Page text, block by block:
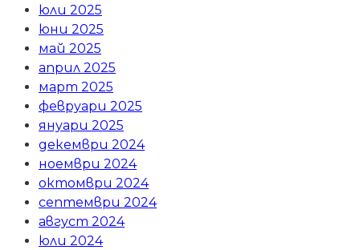
юли 2025
юни 2025
май 2025
април 2025
март 2025
февруари 2025
януари 2025
декември 2024
ноември 2024
октомври 2024
септември 2024
август 2024
юли 2024